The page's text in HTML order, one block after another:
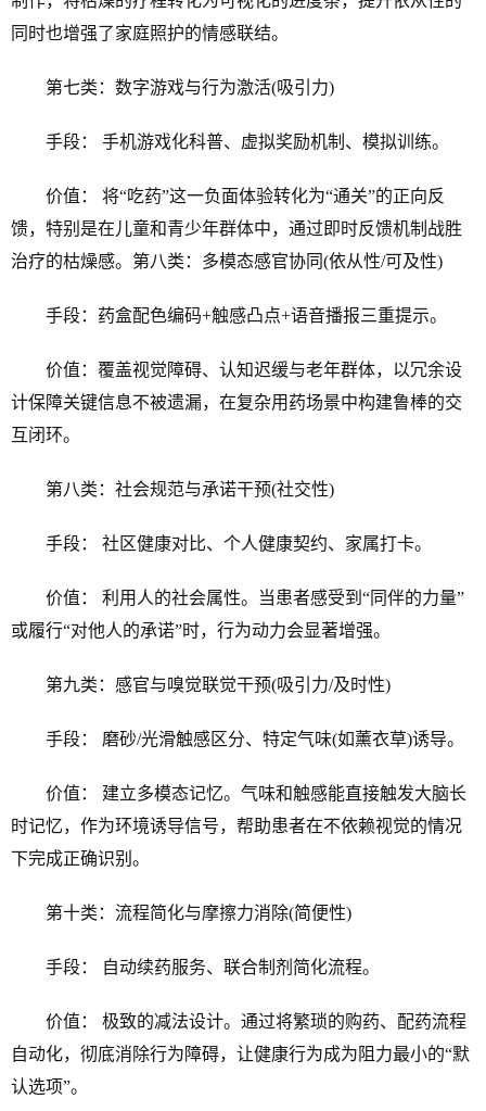
同时也增强了家庭照护的情感联结。
第七类：数字游戏与行为激活(吸引力)
手段： 手机游戏化科普、虚拟奖励机制、模拟训练。
价值： 将“吃药”这一负面体验转化为“通关”的正向反
馈，特别是在儿童和青少年群体中，通过即时反馈机制战胜
治疗的枯燥感。第八类：多模态感官协同(依从性/可及性)
手段：药盒配色编码+触感凸点+语音播报三重提示。
价值：覆盖视觉障碍、认知迟缓与老年群体，以冗余设
计保障关键信息不被遗漏，在复杂用药场景中构建鲁棒的交
互闭环。
第八类：社会规范与承诺干预(社交性)
手段： 社区健康对比、个人健康契约、家属打卡。
价值： 利用人的社会属性。当患者感受到“同伴的力量”
或履行“对他人的承诺”时，行为动力会显著增强。
第九类：感官与嗅觉联觉干预(吸引力/及时性)
手段： 磨砂/光滑触感区分、特定气味(如薰衣草)诱导。
价值： 建立多模态记忆。气味和触感能直接触发大脑长
时记忆，作为环境诱导信号，帮助患者在不依赖视觉的情况
下完成正确识别。
第十类：流程简化与摩擦力消除(简便性)
手段： 自动续药服务、联合制剂简化流程。
价值： 极致的减法设计。通过将繁琐的购药、配药流程
自动化，彻底消除行为障碍，让健康行为成为阻力最小的“默
认选项”。